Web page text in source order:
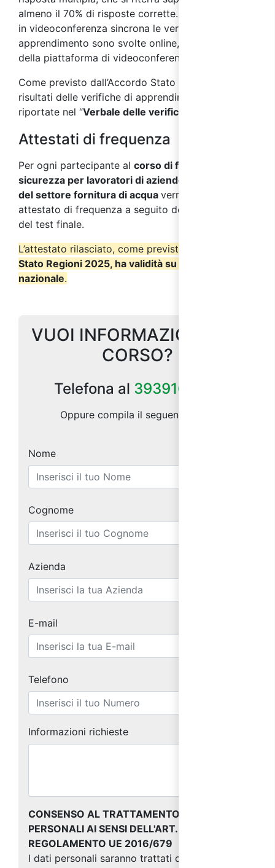
almeno il 70% di risposte corrette. Nei corsi svolti
in videoconferenza sincrona le verifiche di
apprendimento sono svolte online, per mezzo
della piattaforma di videoconferenza.
Come previsto dall’Accordo Stato Regioni 2025, i
risultati delle verifiche di apprendimento saranno
riportate nel “Verbale delle verifiche finali
Attestati di frequenza
Per ogni partecipante al corso di formazione sulla
sicurezza per lavoratori di aziende a rischio alto
del settore fornitura di acqua verrà rilasciato un
attestato di frequenza a seguito del superamento
del test finale.
L’attestato rilasciato, come previsto dall’
Stato Regioni 2025, ha validità su tutto il territorio
nazionale.
VUOI INFORMAZIONI SUL
CORSO?
Telefona al 3939164185
Oppure compila il seguente form:
Nome
Cognome
Azienda
E-mail
Telefono
Informazioni richieste
CONSENSO AL TRATTAMENTO DEI DATI
PERSONALI AI SENSI DELL'ART. 13 DEL
REGOLAMENTO UE 2016/679
I dati personali saranno trattati come indicato